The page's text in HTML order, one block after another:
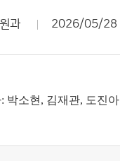
과 2026/05/28
박소현, 김재관, 도진아